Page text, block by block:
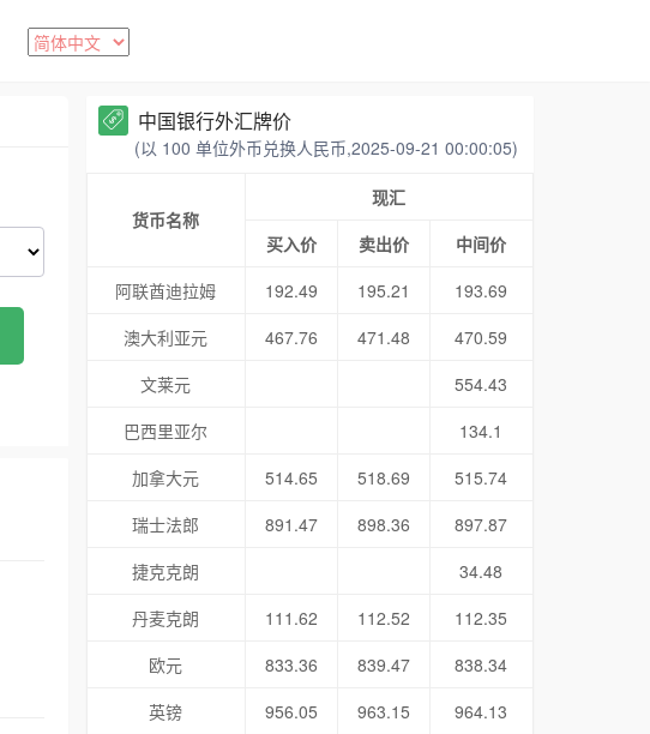
中国银行外汇牌价
(以 100 单位外币兑换人民币,2025-09-21 00:00:05)
货币名称
现汇
买入价
卖出价
中间价
阿联酋迪拉姆
192.49 195.21
193.69
澳大利亚元
467.76 471.48
470.59
文莱元
554.43
巴西里亚尔
134.1
加拿大元
514.65 518.69
515.74
瑞士法郎
891.47 898.36
897.87
捷克克朗
34.48
丹麦克朗
111.62 112.52
112.35
欧元
833.36 839.47
838.34
英镑
956.05 963.15
964.13